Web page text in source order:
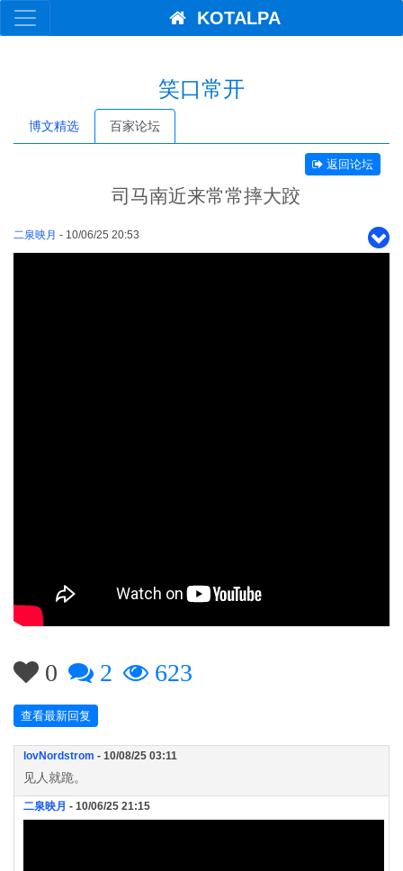
KOTALPA
笑口常开
博文精选 百家论坛
返回论坛
司马南近来常常摔大跤
二泉映月 - 10/06/25 20:53
0 2 623
查看最新回复
lovNordstrom - 10/08/25 03:11
见人就跪。
二泉映月 - 10/06/25 21:15